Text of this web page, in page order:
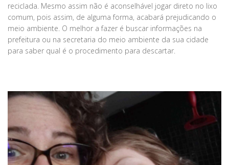
reciclada. Mesmo assim não é aconselhável jogar direto no lixo
comum, pois assim, de alguma forma, acabará prejudicando o
meio ambiente. O melhor a fazer é buscar informações na
prefeitura ou na secretaria do meio ambiente da sua cidade
para saber qual é o procedimento para descartar.